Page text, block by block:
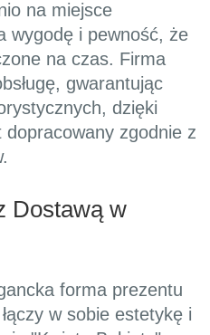
na miejsce
wygodę i pewność, że
na czas. Firma
gwarantując
dzięki
zgodnie z
Dostawą w
forma prezentu
w sobie estetykę i